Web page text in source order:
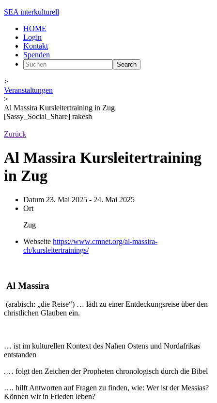
SEA interkulturell
HOME
Login
Kontakt
Spenden
>
Veranstaltungen
>
Al Massira Kursleitertraining in Zug
[Sassy_Social_Share] rakesh
Zurück
Al Massira Kursleitertraining
in Zug
Datum 23. Mai 2025 - 24. Mai 2025
Ort
Zug
Webseite https://www.cmnet.org/al-massira-
ch/kursleitertrainings/
Al Massira
(arabisch: „die Reise“) … lädt zu einer Entdeckungsreise über den
christlichen Glauben ein.
… ist im kulturellen Kontext des Nahen Ostens und Nordafrikas
entstanden
.… folgt den Zeichen der Propheten chronologisch durch die Bibel
…. hilft Antworten auf Fragen zu finden, wie: Wer ist der Messias?
Können wir in Frieden leben?